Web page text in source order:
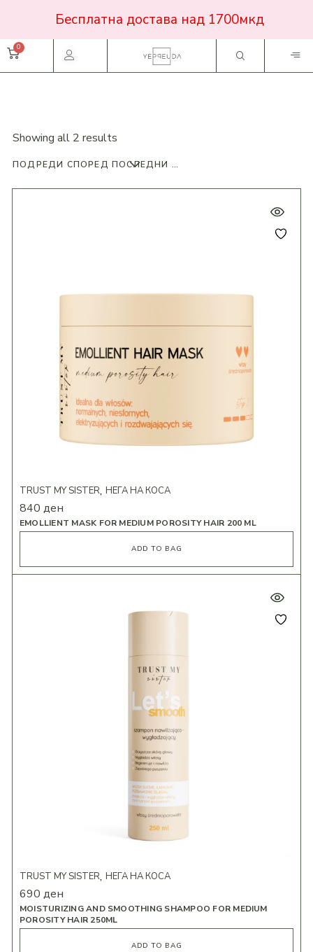
Showing all 2 results
ПОДРЕДИ СПОРЕД ПОСЛЕДНИ ПРОДУКТИ
EMOLLIENT MASK FOR MEDIUM POROSITY HAIR 200 ML
TRUST MY SISTER НЕГА НА КОСА
840 ден
ADD TO BAG
MOISTURIZING AND SMOOTHING SHAMPOO FOR MEDIUM
POROSITY HAIR 250ML
TRUST MY SISTER НЕГА НА КОСА
690 ден
ADD TO BAG
Бесплатна достава над 1700мкд